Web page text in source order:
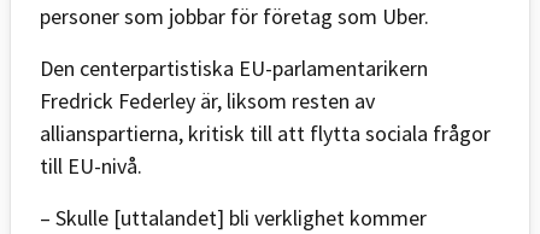
personer som jobbar för företag som Uber.
Den centerpartistiska EU-parlamentarikern
Fredrick Federley är, liksom resten av
allianspartierna, kritisk till att flytta sociala frågor
till EU-nivå.
– Skulle [uttalandet] bli verklighet kommer